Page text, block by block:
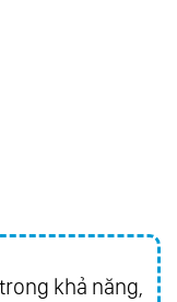
- Đừng Bắt Cá
Chưa Đủ
khả năng,